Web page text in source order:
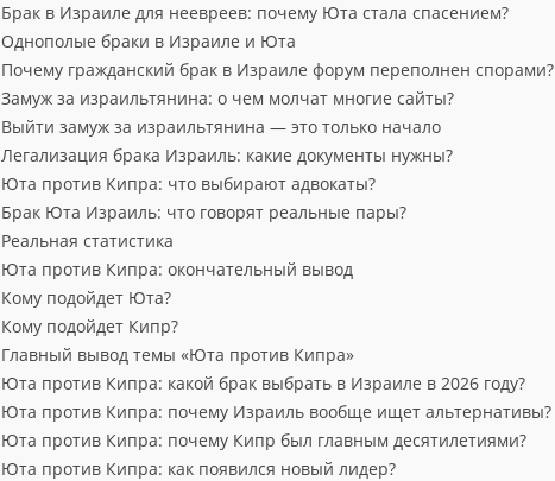
Брак в Израиле для неевреев: почему Юта стала спасением?
Однополые браки в Израиле и Юта
Почему гражданский брак в Израиле форум переполнен спорами?
Замуж за израильтянина: о чем молчат многие сайты?
Выйти замуж за израильтянина — это только начало
Легализация брака Израиль: какие документы нужны?
Юта против Кипра: что выбирают адвокаты?
Брак Юта Израиль: что говорят реальные пары?
Реальная статистика
Юта против Кипра: окончательный вывод
Кому подойдет Юта?
Кому подойдет Кипр?
Главный вывод темы «Юта против Кипра»
Юта против Кипра: какой брак выбрать в Израиле в 2026 году?
Юта против Кипра: почему Израиль вообще ищет альтернативы?
Юта против Кипра: почему Кипр был главным десятилетиями?
Юта против Кипра: как появился новый лидер?